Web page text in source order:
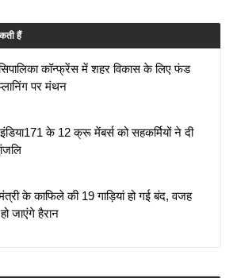
हैं
कॉन्फ्रेंस में शहर विकास के लिए फंड
पर मंथन
के 12 क्रू मेंबर्स को सहकर्मियों ने दी
के काफिले की 19 गाड़ियां हो गई बंद, वजह
जाएंगे हैरान